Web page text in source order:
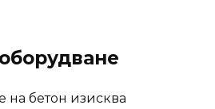
на бетон изисква